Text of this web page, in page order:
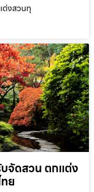
ต่งสวนทุ
จัดสวน ตกแต่ง
ย